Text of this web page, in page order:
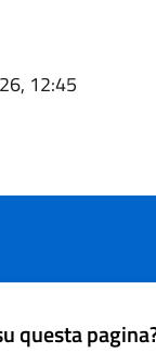
12:45
questa